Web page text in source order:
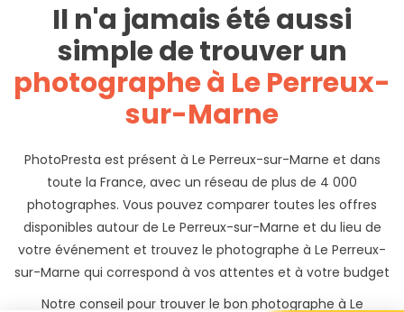
Il n'a jamais été aussi
simple de trouver un
photographe à Le Perreux-
sur-Marne
PhotoPresta est présent à Le Perreux-sur-Marne et dans
toute la France, avec un réseau de plus de 4 000
photographes. Vous pouvez comparer toutes les offres
disponibles autour de Le Perreux-sur-Marne et du lieu de
votre événement et trouvez le photographe à Le Perreux-
sur-Marne qui correspond à vos attentes et à votre budget
Notre conseil pour trouver le bon photographe à Le